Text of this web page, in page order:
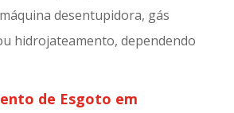
desentupidora, gás
hidrojateamento, dependendo
de Esgoto em